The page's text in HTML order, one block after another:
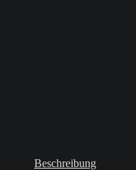
Beschreibung